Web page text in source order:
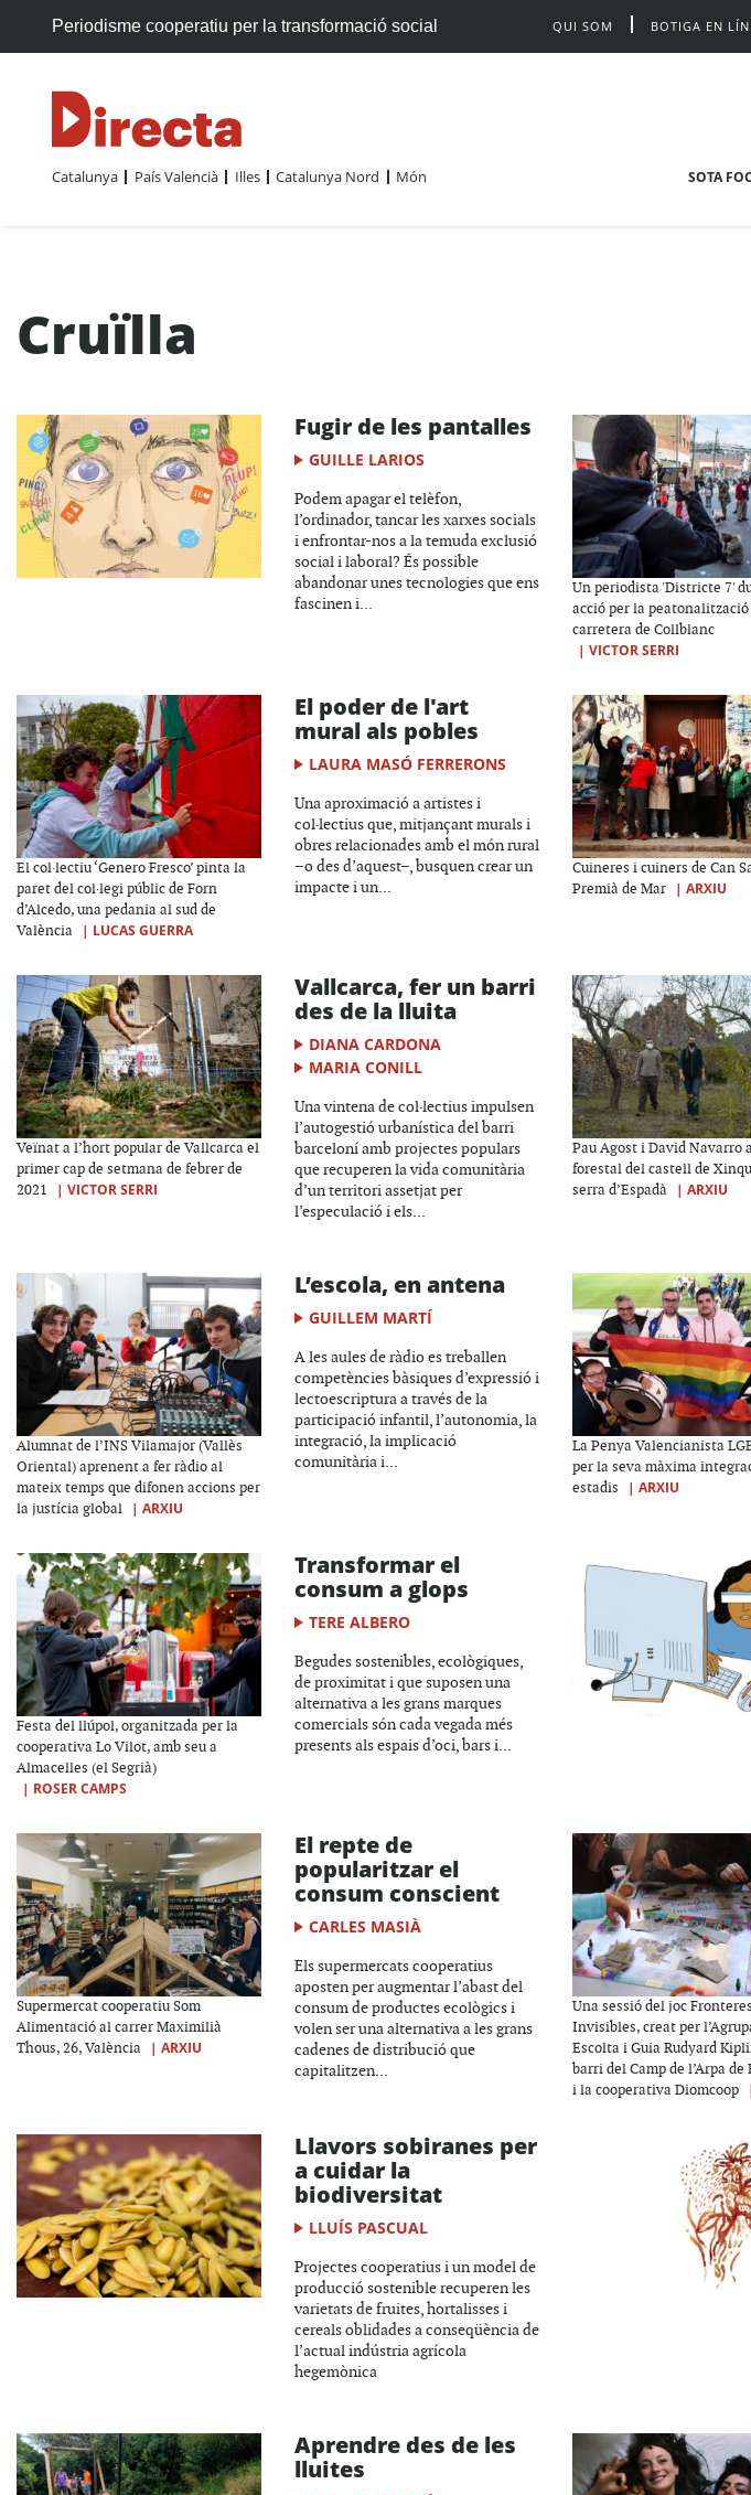
Periodisme cooperatiu per la transformació social QUI SOM BOTIGA EN
Catalunya País Valencià Illes Catalunya Nord Món SOTA
Cruïlla
Fugir de les pantalles
GUILLE LARIOS
Podem apagar el telèfon,
l’ordinador, tancar les xarxes socials
i enfrontar-nos a la temuda exclusió
social i laboral? És possible
abandonar unes tecnologies que ens
fascinen i...
Un periodista 'Districte 7'
acció per la peatonalització
carretera de Collblanc
| VICTOR SERRI
El col·lectiu ‘Genero Fresco’ pinta la
paret del col·legi públic de Forn
d’Alcedo, una pedania al sud de
València
| LUCAS GUERRA
El poder de l'art
mural als pobles
LAURA MASÓ FERRERONS
Una aproximació a artistes i
col·lectius que, mitjançant murals i
obres relacionades amb el món rural
–o des d’aquest–, busquen crear un
impacte i un...
Cuineres i cuiners de Can
Premià de Mar
| ARXIU
Veïnat a l’hort popular de Vallcarca el
primer cap de setmana de febrer de
2021
| VICTOR SERRI
Vallcarca, fer un barri
des de la lluita
DIANA CARDONA
MARIA CONILL
Una vintena de col·lectius impulsen
l’autogestió urbanística del barri
barceloní amb projectes populars
que recuperen la vida comunitària
d’un territori assetjat per
l’especulació i els...
Pau Agost i David Navarro
forestal del castell de
serra d’Espadà
| ARXIU
Alumnat de l’INS Vilamajor (Vallès
Oriental) aprenent a fer ràdio al
mateix temps que difonen accions per
la justícia global
| ARXIU
L’escola, en antena
GUILLEM MARTÍ
A les aules de ràdio es treballen
competències bàsiques d’expressió i
lectoescriptura a través de la
participació infantil, l’autonomia, la
integració, la implicació
comunitària i...
La Penya Valencianista
per la seva màxima
estadis
| ARXIU
Festa del llúpol, organitzada per la
cooperativa Lo Vilot, amb seu a
Almacelles (el Segrià)
| ROSER CAMPS
Transformar el
consum a glops
TERE ALBERO
Begudes sostenibles, ecològiques,
de proximitat i que suposen una
alternativa a les grans marques
comercials són cada vegada més
presents als espais d’oci, bars i...
Supermercat cooperatiu Som
Alimentació al carrer Maximilià
Thous, 26, València
| ARXIU
El repte de
popularitzar el
consum conscient
CARLES MASIÀ
Els supermercats cooperatius
aposten per augmentar l’abast del
consum de productes ecològics i
volen ser una alternativa a les grans
cadenes de distribució que
capitalitzen...
Una sessió del joc Fronteres
Invisibles, creat per
Escolta i Guia Rudyard
barri del Camp de l’Arpa de
i la cooperativa Diomcoop
|
Llavors sobiranes per
a cuidar la
biodiversitat
LLUÍS PASCUAL
Projectes cooperatius i un model de
producció sostenible recuperen les
varietats de fruites, hortalisses i
cereals oblidades a conseqüència de
l’actual indústria agrícola
hegemònica
Aprendre des de les
lluites